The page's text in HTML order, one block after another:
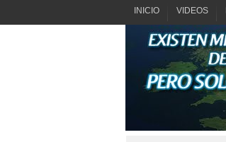
INICIO VIDEOS